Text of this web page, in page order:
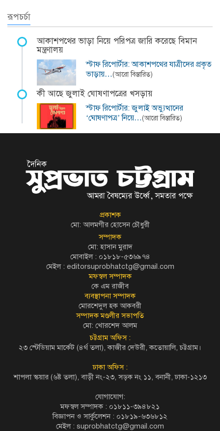
রূপচর্চা
আকাশপথের ভাড়া নিয়ে পরিপত্র জারি করেছে বিমান
মন্ত্রণালয়
স্টাফ রিপোর্টার: আকাশপথের যাত্রীদের প্রকৃত
ভাড়ায়…(আরো বিস্তারিত)
কী আছে জুলাই ঘোষণাপত্রের খসড়ায়
স্টাফ রিপোর্টার: জুলাই অভ্যুত্থানের
‘ঘোষণাপত্র’ নিয়ে…(আরো বিস্তারিত)
প্রকাশক
মো: আলমগীর হোসেন চৌধুরী
সম্পাদক
মো: হাসান মুরাদ
মোবাইল : ০১৮১৮-৫৩৬৯৭৪
মেইল : editorsuprobhatctg@gmail.com
মফস্বল সম্পাদক
কে এম রাজীব
ব্যবস্থাপনা সম্পাদক
মোরশেদুল হক আকবরী
সম্পাদক মণ্ডলীর সভাপতি
মো: খোরশেদ আলম
চট্টগ্রাম অফিস :
২৩ স্টেডিয়াম মার্কেট (৪র্থ তলা), কাজীর দেউরী, কতোয়ালি, চট্টগ্রাম।
ঢাকা অফিস :
শাপলা স্কয়ার (৬ষ্ট তলা), বাড়ী নং-২৩, সড়ক নং ১১, বনানী, ঢাকা-১২১৩
যোগাযোগ:
মফস্বল সম্পাদক : ০১৮১১-৩৯৪৮২১
বিজ্ঞাপন ও সার্কুলেশন : ০১৮১৯-৬৩৬৮১২
মেইল : suprobhatctg@gmail.com